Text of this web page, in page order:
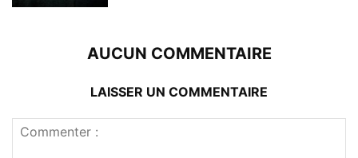
AUCUN COMMENTAIRE
LAISSER UN COMMENTAIRE